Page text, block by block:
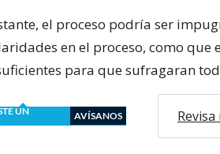
el proceso podría ser
en el proceso, como que
para que sufragaran
UN
AVÍSANOS